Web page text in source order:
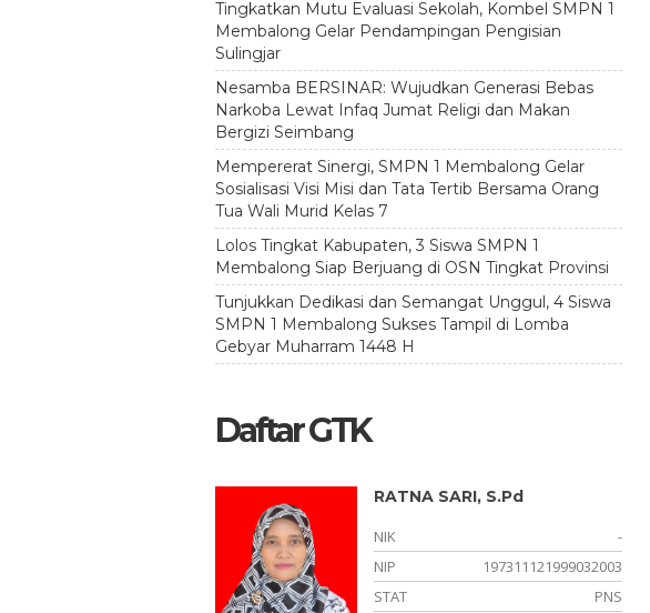
Tingkatkan Mutu Evaluasi Sekolah, Kombel SMPN 1
Membalong Gelar Pendampingan Pengisian
Sulingjar
Nesamba BERSINAR: Wujudkan Generasi Bebas
Narkoba Lewat Infaq Jumat Religi dan Makan
Bergizi Seimbang
Mempererat Sinergi, SMPN 1 Membalong Gelar
Sosialisasi Visi Misi dan Tata Tertib Bersama Orang
Tua Wali Murid Kelas 7
Lolos Tingkat Kabupaten, 3 Siswa SMPN 1
Membalong Siap Berjuang di OSN Tingkat Provinsi
Tunjukkan Dedikasi dan Semangat Unggul, 4 Siswa
SMPN 1 Membalong Sukses Tampil di Lomba
Gebyar Muharram 1448 H
Daftar GTK
RATNA SARI, S.Pd
NIK
-
NIP
197311121999032003
STAT
PNS